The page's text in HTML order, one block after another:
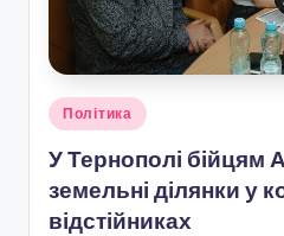
Опубліковано
Політика
У Тернополі бійцям
земельні ділянки у
відстійниках